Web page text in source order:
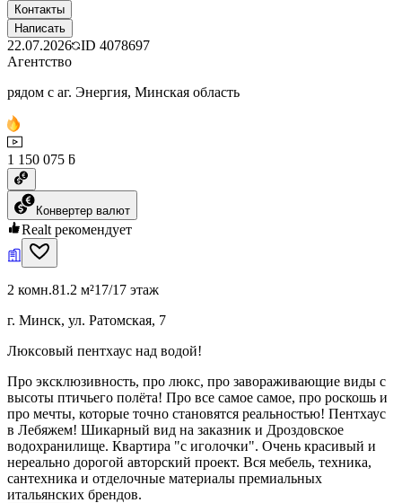
Контакты
Написать
22.07.2026 ID 4078697
Агентство
рядом с аг. Энергия, Минская область
1 150 075 ƃ
Конвертер валют
Realt рекомендует
2 комн.81.2 м²17/17 этаж
г. Минск, ул. Ратомская, 7
Люксовый пентхаус над водой!
Про эксклюзивность, про люкс, про завораживающие виды с
высоты птичьего полёта! Про все самое самое, про роскошь и
про мечты, которые точно становятся реальностью! Пентхаус
в Лебяжем! Шикарный вид на заказник и Дроздовское
водохранилище. Квартира "с иголочки". Очень красивый и
нереально дорогой авторский проект. Вся мебель, техника,
сантехника и отделочные материалы премиальных
итальянских брендов.